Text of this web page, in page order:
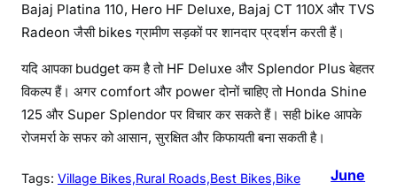
Bajaj Platina 110, Hero HF Deluxe, Bajaj CT 110X और TVS
Radeon जैसी bikes ग्रामीण सड़कों पर शानदार प्रदर्शन करती हैं।
यदि आपका budget कम है तो HF Deluxe और Splendor Plus बेहतर
विकल्प हैं। अगर comfort और power दोनों चाहिए तो Honda Shine
125 और Super Splendor पर विचार कर सकते हैं। सही bike आपके
रोजमर्रा के सफर को आसान, सुरक्षित और किफायती बना सकती है।
Tags: Village Bikes,Rural Roads,Best Bikes,Bike
June